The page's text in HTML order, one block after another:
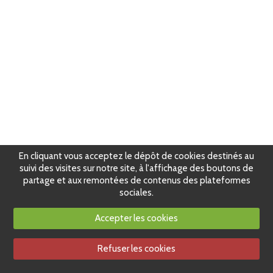
En cliquant vous acceptez le dépôt de cookies destinés au
suivi des visites sur notre site, à l'affichage des boutons de
partage et aux remontées de contenus des plateformes
sociales.
Accepter les cookies
Refuser les cookies